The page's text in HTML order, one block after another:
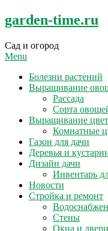
Skip
to
garden-time.ru
Сад и огород
Menu
Болезни растений
Выращивание
Рассада
Сорта
Выращивание
Комнатные
Газон для дачи
Деревья и
Дизайн дачи
Инвентарь
Новости
Стройка и ремонт
Стены
Окна и двери